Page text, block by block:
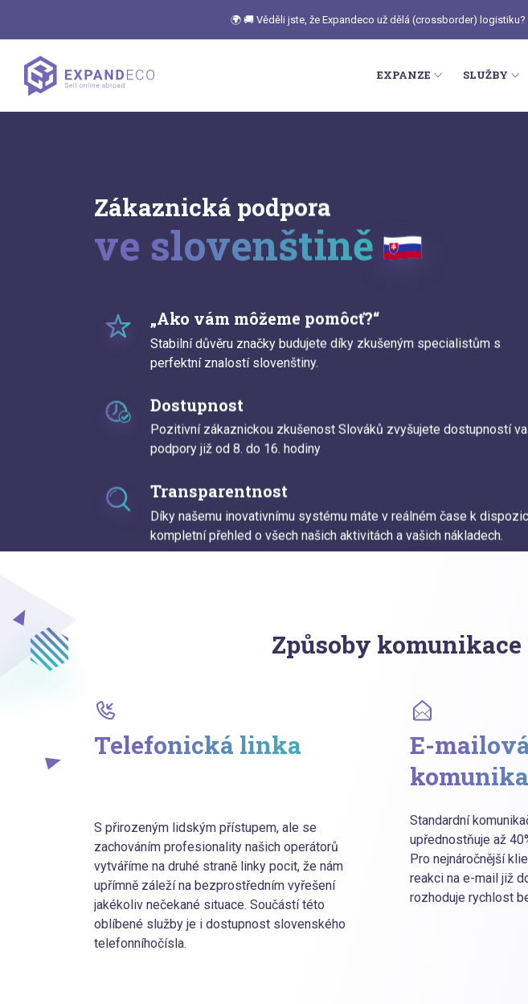
🌍 🚚 Věděli jste, že Expandeco už dělá (crossborder)
EXPANZE SLUŽBY
Zákaznická podpora
ve slovenštině
„Ako vám môžeme pomôcť?“
Stabilní důvěru značky budujete díky zkušeným specialistům s
perfektní znalostí slovenštiny.
Dostupnost
Pozitivní zákaznickou zkušenost Slováků zvyšujete dostupností
podpory již od 8. do 16. hodiny
Transparentnost
Díky našemu inovativnímu systému máte v reálném čase k
kompletní přehled o všech našich aktivitách a vašich nákladech.
Způsoby
Telefonická linka
S přirozeným lidským přístupem, ale se
zachováním profesionality našich operátorů
vytváříme na druhé straně linky pocit, že nám
upřímně záleží na bezprostředním vyřešení
jakékoliv nečekané situace. Součástí této
oblíbené služby je i dostupnost slovenského
telefonníhočísla.
E-
Standardní
upřednostňuje až
Pro nejnáročnější
reakci na e-mail již
rozhoduje rychlost